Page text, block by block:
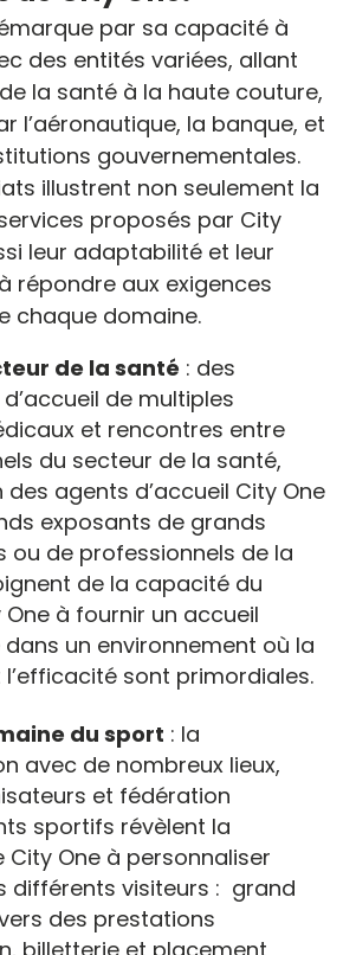
par sa capacité à
des entités variées, allant
la santé à la haute couture,
l’aéronautique, la banque, et
gouvernementales.
illustrent non seulement la
proposés par City
leur adaptabilité et leur
répondre aux exigences
chaque domaine.
de la santé : des
de multiples
et rencontres entre
du secteur de la santé,
des agents d’accueil City One
exposants de grands
ou de professionnels de la
de la capacité du
à fournir un accueil
un environnement où la
sont primordiales.
du sport : la
avec de nombreux lieux,
et fédération
sportifs révèlent la
One à personnaliser
différents visiteurs : grand
des prestations